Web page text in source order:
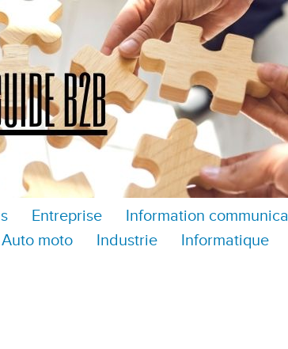
Entreprise Information
Auto moto Industrie Informatique